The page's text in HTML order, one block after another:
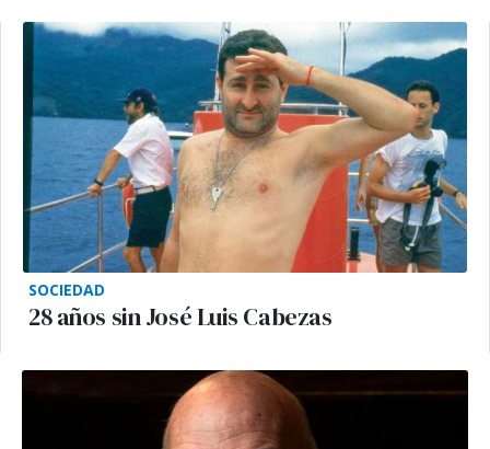
SOCIEDAD
28 años sin José Luis Cabezas